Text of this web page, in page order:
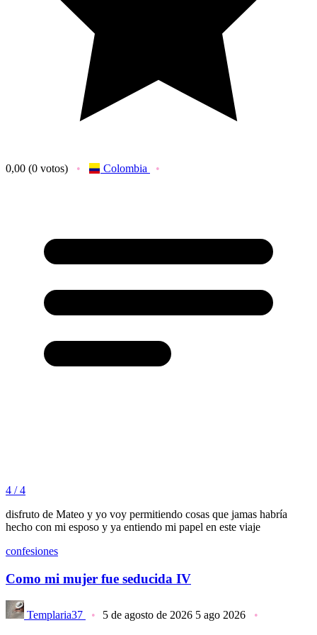
0,00 (0 votos) Colombia
4 / 4
disfruto de Mateo y yo voy permitiendo cosas que jamas habría
hecho con mi esposo y ya entiendo mi papel en este viaje
confesiones
Como mi mujer fue seducida IV
Templaria37 5 de agosto de 2026 5 ago 2026